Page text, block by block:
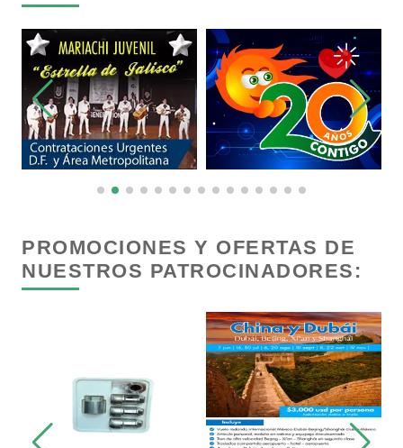
Carnicerías
Carpinterías
Centros Comerciales
Centros de Nutrición
Cerrajerías
PROMOCIONES Y OFERTAS DE
NUESTROS PATROCINADORES: